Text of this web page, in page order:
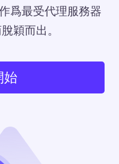
爲最受代理服務器
穎而出。
始